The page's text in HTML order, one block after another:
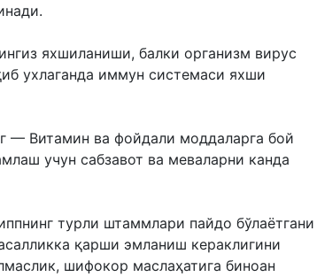
яхшиланиши, балки организм вирус
ухлаганда иммун системаси яхши
— Витамин ва фойдали моддаларга бой
учун сабзавот ва меваларни канда
турли штаммлари пайдо бўлаётгани
қарши эмланиш кераклигини
шифокор маслаҳатига биноан